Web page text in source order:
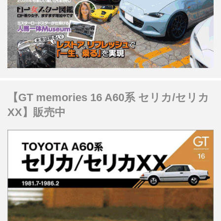
【GT memories 16 A60系 セリカ/セリカ
XX】販売中